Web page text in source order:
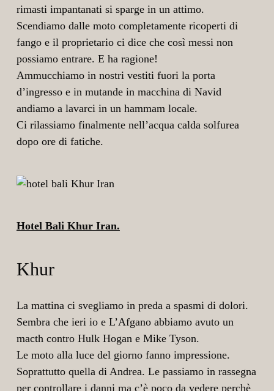
rimasti impantanati si sparge in un attimo.
Scendiamo dalle moto completamente ricoperti di
fango e il proprietario ci dice che così messi non
possiamo entrare. E ha ragione!
Ammucchiamo in nostri vestiti fuori la porta
d’ingresso e in mutande in macchina di Navid
andiamo a lavarci in un hammam locale.
Ci rilassiamo finalmente nell’acqua calda solfurea
dopo ore di fatiche.
Hotel Bali Khur Iran.
Khur
La mattina ci svegliamo in preda a spasmi di dolori.
Sembra che ieri io e L’Afgano abbiamo avuto un
macth contro Hulk Hogan e Mike Tyson.
Le moto alla luce del giorno fanno impressione.
Soprattutto quella di Andrea. Le passiamo in rassegna
per controllare i danni ma c’è poco da vedere perchè